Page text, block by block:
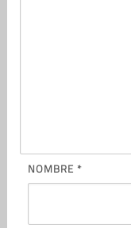
NOMBRE *